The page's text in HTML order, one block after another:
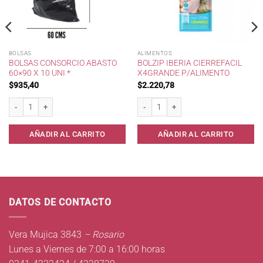
BOLSAS
BOLSAS CONSORCIO ABASTO
60×90 X 10 UNI *
$935,40
Bolsas Consorcio Abasto 60x90 x 10 uni * cantidad
AÑADIR AL CARRITO
ALIMENTOS
BOLZIP IBERIA CIERREFACIL
X4GRANDE P/ALIMENTO
$2.220,78
Bolzip IBERIA CierreFacil x4Grande p/
AÑADIR AL CARRITO
DATOS DE CONTACTO
Vera Mujica 3843 – Rosario
Lunes a Viernes de 7:00 a 16:00 horas